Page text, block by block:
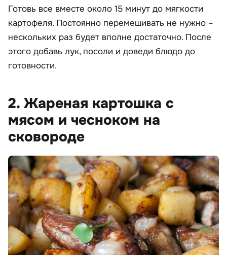
Готовь все вместе около 15 минут до мягкости
картофеля. Постоянно перемешивать не нужно –
нескольких раз будет вполне достаточно. После
этого добавь лук, посоли и доведи блюдо до
готовности.
2. Жареная картошка с
мясом и чесноком на
сковороде